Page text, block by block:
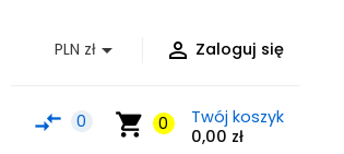
 Zaloguj się
PLN zł
shopping_cart 0
Twój koszyk
0,00 zł
compare_arrows 0